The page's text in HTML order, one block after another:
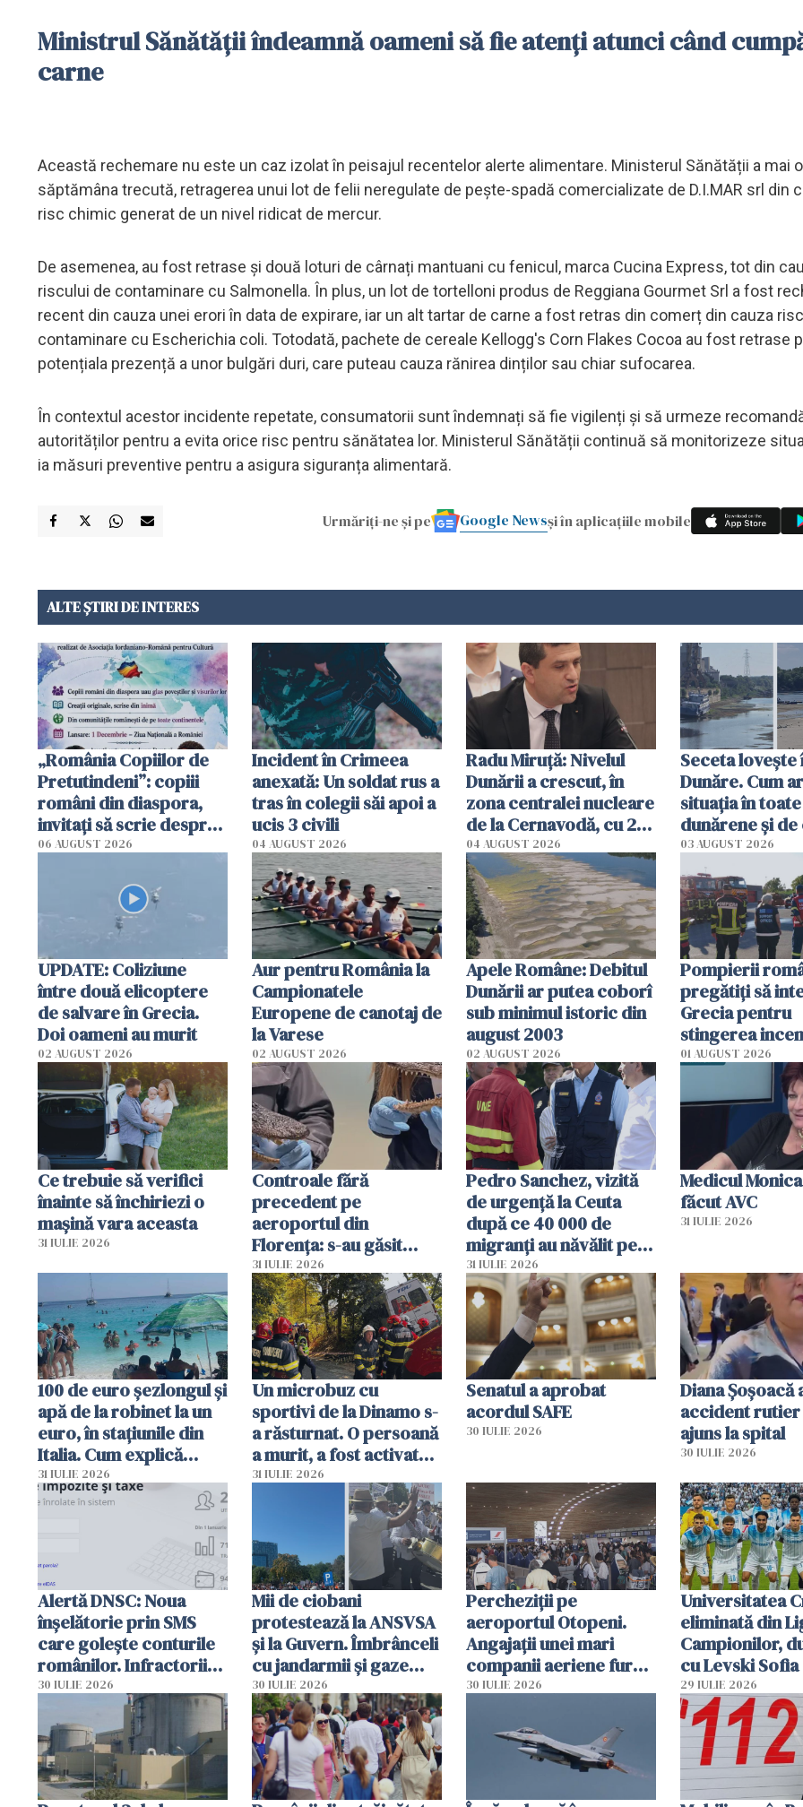
Ministrul Sănătății îndeamnă oameni să fie atenți atunci când
carne
Această rechemare nu este un caz izolat în peisajul recentelor alerte alimentare. Ministerul Sănătății a mai
săptămâna trecută, retragerea unui lot de felii neregulate de pește-spadă comercializate de D.I.MAR srl din
risc chimic generat de un nivel ridicat de mercur.
De asemenea, au fost retrase și două loturi de cârnați mantuani cu fenicul, marca Cucina Express, tot din
riscului de contaminare cu Salmonella. În plus, un lot de tortelloni produs de Reggiana Gourmet Srl a fost
recent din cauza unei erori în data de expirare, iar un alt tartar de carne a fost retras din comerț din cauza
contaminare cu Escherichia coli. Totodată, pachete de cereale Kellogg's Corn Flakes Cocoa au fost retrase
potențiala prezență a unor bulgări duri, care puteau cauza rănirea dinților sau chiar sufocarea.
În contextul acestor incidente repetate, consumatorii sunt îndemnați să fie vigilenți și să urmeze
autorităților pentru a evita orice risc pentru sănătatea lor. Ministerul Sănătății continuă să monitorizeze
ia măsuri preventive pentru a asigura siguranța alimentară.
Urmăriți-ne și pe Google Newsși în aplicațiile mobile
ALTE ȘTIRI DE INTERES
„România Copiilor de
Pretutindeni”: copiii
români din diaspora,
invitați să scrie despre
România într-un volum
06 AUGUST 2026
Incident în Crimeea
anexată: Un soldat rus a
tras în colegii săi apoi a
ucis 3 civili
04 AUGUST 2026
Radu Miruţă: Nivelul
Dunării a crescut, în
zona centralei nucleare
de la Cernavodă, cu 2
cm faţă de ziua trecută
04 AUGUST 2026
Seceta
Dunăre. Cum
situația în
dunărene și de
România
efectele, deși a
în iulie
03 AUGUST 2026
UPDATE: Coliziune
între două elicoptere
de salvare în Grecia.
Doi oameni au murit
02 AUGUST 2026
Aur pentru România la
Campionatele
Europene de canotaj de
la Varese
02 AUGUST 2026
Apele Române: Debitul
Dunării ar putea coborî
sub minimul istoric din
august 2003
02 AUGUST 2026
Pompierii
pregătiţi să
Grecia pentru
stingerea
01 AUGUST 2026
Ce trebuie să verifici
înainte să închiriezi o
mașină vara aceasta
31 IULIE 2026
Controale fără
precedent pe
aeroportul din
Florența: s-au găsit
capete de aligator și o
sumă imensă de bani
31 IULIE 2026
Pedro Sanchez, vizită
de urgență la Ceuta
după ce 40 000 de
migranți au năvălit pe
teritoriul spaniol: „Vom
mobiliza toate
resursele"
31 IULIE 2026
Medicul
făcut AVC
31 IULIE 2026
100 de euro șezlongul și
apă de la robinet la un
euro, în stațiunile din
Italia. Cum explică
autoritățile
31 IULIE 2026
Un microbuz cu
sportivi de la Dinamo s-
a răsturnat. O persoană
a murit, a fost activat
planul roșu de
31 IULIE 2026
Senatul a aprobat
acordul SAFE
30 IULIE 2026
Diana Șoșoacă
accident rutier
ajuns la spital
30 IULIE 2026
Alertă DNSC: Noua
înșelătorie prin SMS
care golește conturile
românilor. Infractorii
folosesc numele
Ghișeul.ro și al Poliției
Române
30 IULIE 2026
Mii de ciobani
protestează la ANSVSA
și la Guvern. Îmbrânceli
cu jandarmii și gaze
lacrimogene
30 IULIE 2026
Percheziții pe
aeroportul Otopeni.
Angajații unei mari
companii aeriene furau
parfumuri, ceasuri și
vânzării
30 IULIE 2026
Universitatea
eliminată din
Campionilor,
cu Levski Sofia
29 IULIE 2026